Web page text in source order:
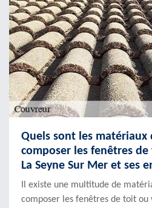
Quels sont les matériaux
composer les fenêtres
La Seyne Sur Mer et ses
Il existe une multitude de
composer les fenêtres de toit ou